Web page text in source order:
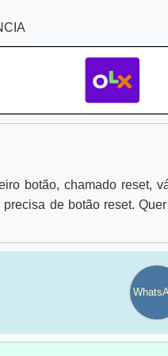
botão, chamado reset,
de botão reset.